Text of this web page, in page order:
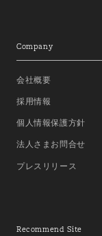
Company
会社概要
採用情報
個人情報保護方針
法人さまお問合せ
プレスリリース
Recommend Site